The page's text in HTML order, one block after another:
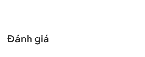
Đánh giá